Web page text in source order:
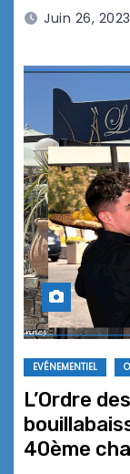
Juin 26, 2023
EVÉNEMENTIEL
L’Ordre
40ème